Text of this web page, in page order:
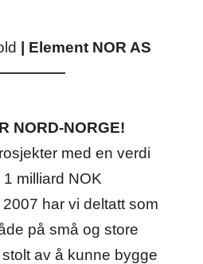
Element NOR AS
NORD-NORGE!
med en verdi
milliard NOK
har vi deltatt som
på små og store
av å kunne bygge